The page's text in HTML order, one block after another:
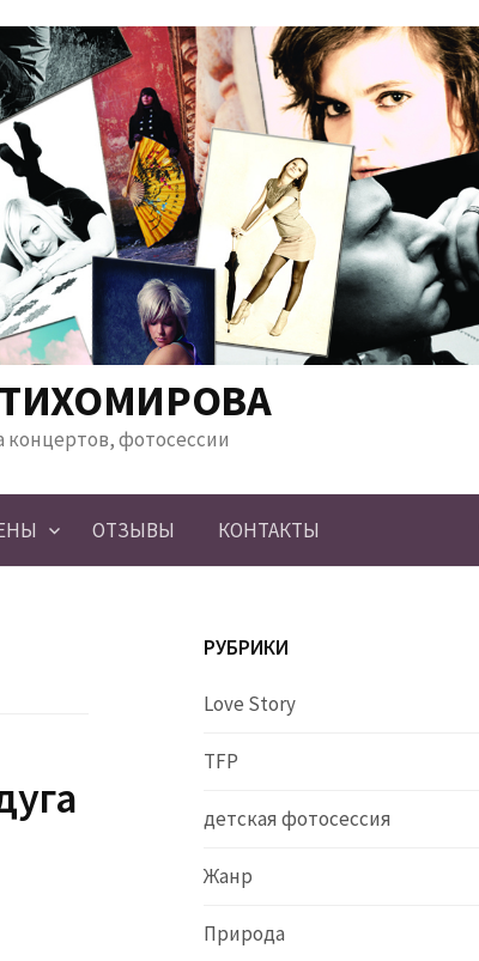
фотосессии
ОТЗЫВЫ КОНТАКТЫ
РУБРИКИ
Love Story
TFP
детская фотосессия
Жанр
Природа